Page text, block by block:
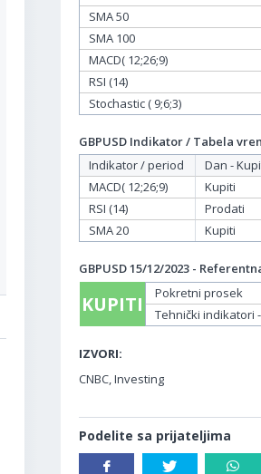
SMA 50
SMA 100
MACD( 12;26;9)
RSI (14)
Stochastic ( 9;6;3)
GBPUSD Indikator / Tabela
Indikator / period
Dan -
MACD( 12;26;9)
Kupiti
RSI (14)
Prodati
SMA 20
Kupiti
GBPUSD 15/12/2023 -
KUPITI Pokretni prosek
Tehnički indikatori
IZVORI:
CNBC, Investing
Podelite sa prijateljima